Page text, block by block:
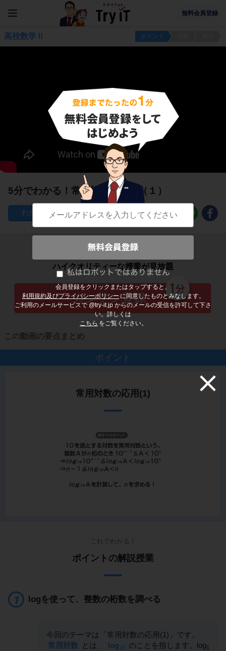
無料会員登録
会員登録をクリックまたはタップすると、
利用規約及びプライバシーポリシー に同意したものとみなします。
ご利用のメールサービスで @try-it.jp からのメールの受信を許可して下さ
い。詳しくは
こちら をご覧ください。
高校数学Ⅱ ポイント
5分でわかる！常用対数の応用（１）
317
子どもの勉強から大人の学び直しまで
ハイクオリティーな授業が見放題
この動画の要点まとめ
ポイント
常用対数の応用(1)
これでわかる！
ポイントの解説授業
logを使って、整数の桁数を調べる
今回のテーマは「常用対数の応用(1)」です。
常用対数 とは、 log 10 のことを指します。log1